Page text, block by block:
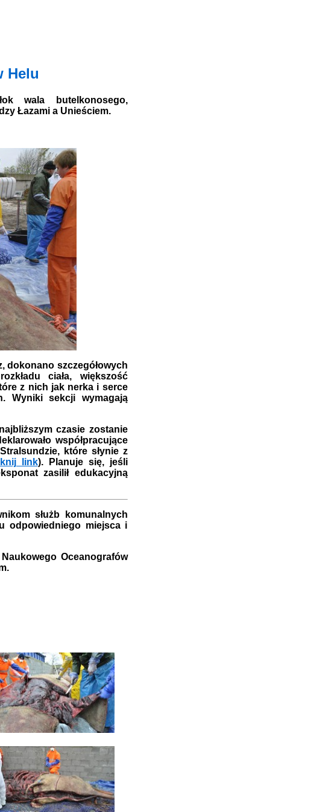
Helu
wala butelkonosego,
Łazami a Unieściem.
dokonano szczegółowych
ciała, większość
z nich jak nerka i serce
Wyniki sekcji wymagają
czasie zostanie
współpracujące
które słynie z
link). Planuje się, jeśli
zasilił edukacyjną
służb komunalnych
odpowiedniego miejsca i
Oceanografów